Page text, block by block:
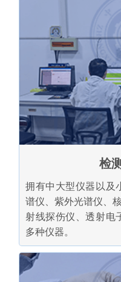
检
拥有中大型仪器以及
谱仪、紫外光谱仪、
射线探伤仪、透射电
多种仪器。